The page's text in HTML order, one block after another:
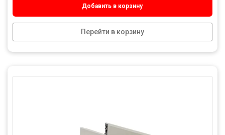
Добавить в корзину
Перейти в корзину